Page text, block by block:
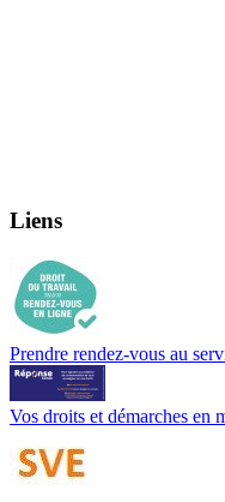
Liens
Prendre rendez-vous au
Vos droits et démarches en